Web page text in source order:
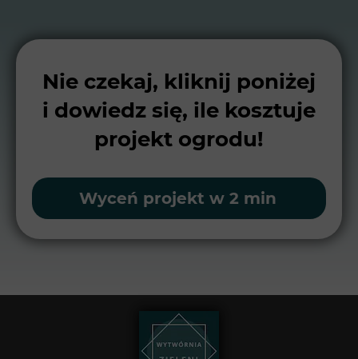
Nie czekaj, kliknij poniżej
i dowiedz się, ile kosztuje
projekt ogrodu!
Wyceń projekt w 2 min